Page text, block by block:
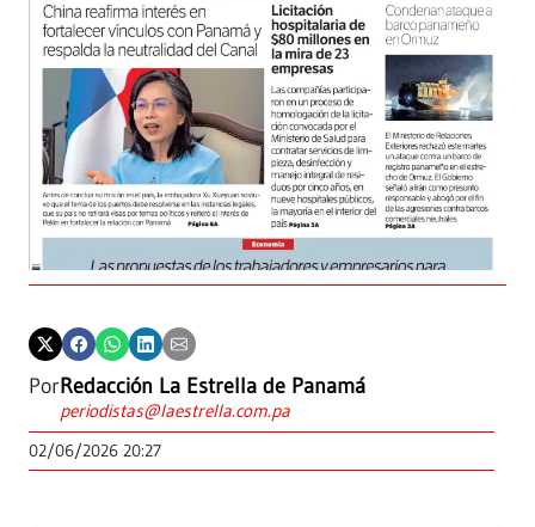
PorRedacción La Estrella de Panamá
periodistas@laestrella.com.pa
02/06/2026 20:27